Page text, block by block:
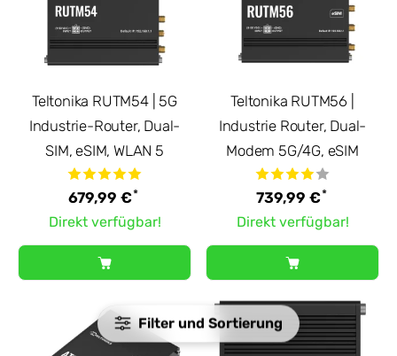
Filter und Sortierung
Teltonika RUTM54 | 5G
Industrie-Router, Dual-
SIM, eSIM, WLAN 5
679,99 €*
Direkt verfügbar!
Teltonika RUTM56 |
Industrie Router, Dual-
Modem 5G/4G, eSIM
739,99 €*
Direkt verfügbar!